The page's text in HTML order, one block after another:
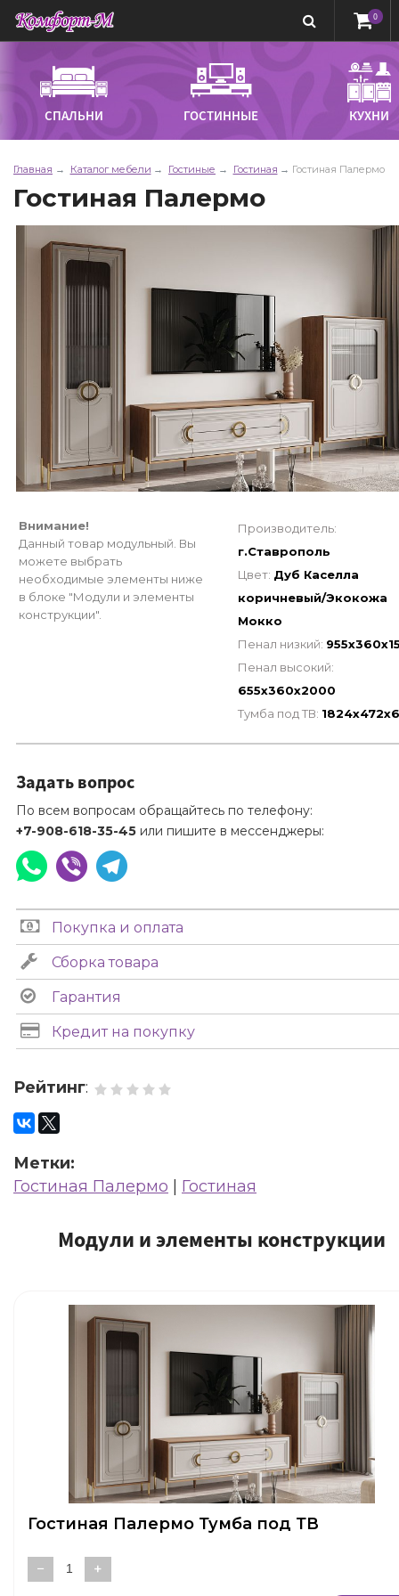
0
СПАЛЬНИ ГОСТИННЫЕ КУХНИ
Главная Каталог мебели Гостиные Гостиная Гостиная Палермо
Гостиная Палермо
Внимание!
Данный товар модульный. Вы
можете выбрать
необходимые элементы ниже
в блоке "Модули и элементы
конструкции".
Производитель:
г.Ставрополь
Цвет: Дуб Каселла
коричневый/Экокожа
Мокко
Пенал низкий:
Пенал высокий:
655х360х2000
Тумба под ТВ:
Задать вопрос
По всем вопросам обращайтесь по телефону:
+7-908-618-35-45 или пишите в мессенджеры:
Покупка и оплата
Сборка товара
Гарантия
Кредит на покупку
Рейтинг:
Метки:
Гостиная Палермо
Гостиная
Модули и элементы конструкции
Гостиная Палермо Тумба под ТВ
− +